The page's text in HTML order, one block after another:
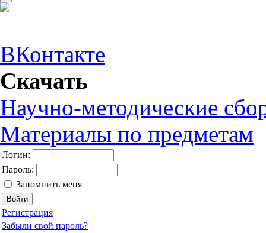
ВКонтакте
Скачать
Научно-методические
Материалы по предметам
Логин:
Пароль:
Запомнить меня
Регистрация
Забыли свой пароль?